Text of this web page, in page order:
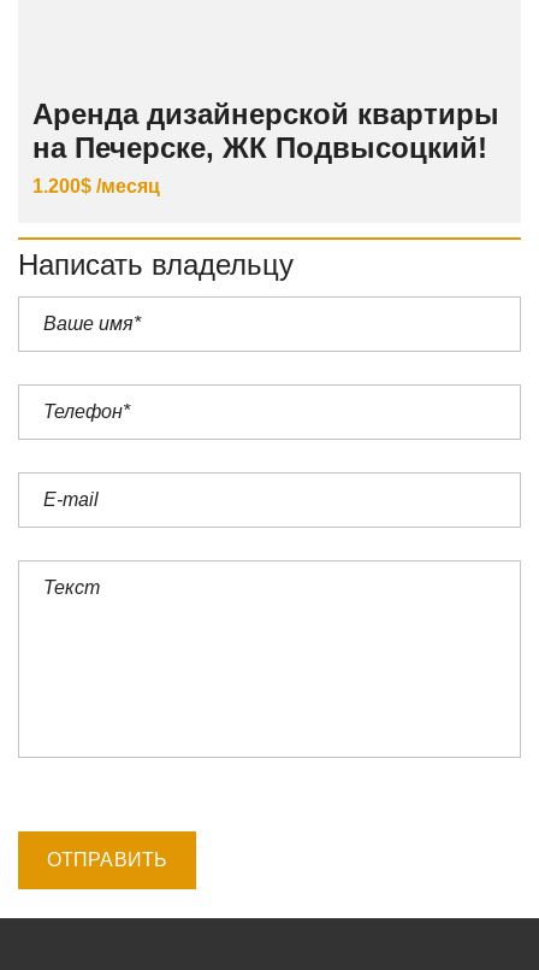
Аренда дизайнерской квартиры
на Печерске, ЖК Подвысоцкий!
1.200$ /месяц
Написать владельцу